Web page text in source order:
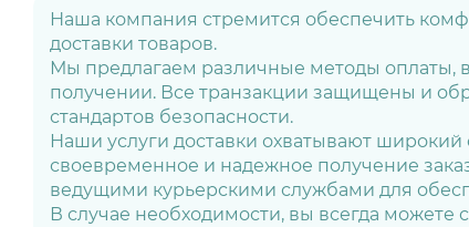
Наша компания стремится обеспечить
доставки товаров.
Мы предлагаем различные методы оплаты,
получении. Все транзакции защищены и
стандартов безопасности.
Наши услуги доставки охватывают широкий
своевременное и надежное получение
ведущими курьерскими службами для
В случае необходимости, вы всегда